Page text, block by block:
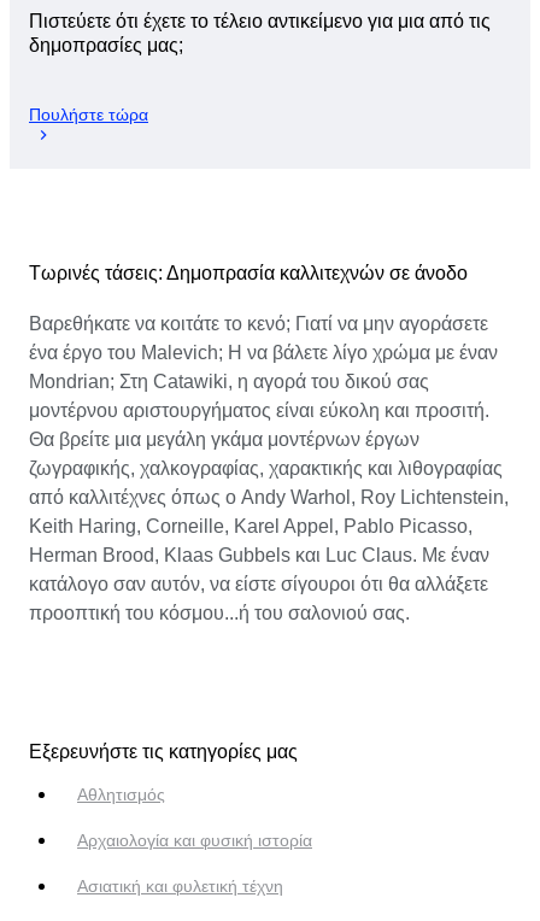
Πιστεύετε ότι έχετε το τέλειο αντικείμενο για μια από τις
δημοπρασίες μας;
Πουλήστε τώρα
Τωρινές τάσεις: Δημοπρασία καλλιτεχνών σε άνοδο
Βαρεθήκατε να κοιτάτε το κενό; Γιατί να μην αγοράσετε
ένα έργο του Malevich; Η να βάλετε λίγο χρώμα με έναν
Mondrian; Στη Catawiki, η αγορά του δικού σας
μοντέρνου αριστουργήματος είναι εύκολη και προσιτή.
Θα βρείτε μια μεγάλη γκάμα μοντέρνων έργων
ζωγραφικής, χαλκογραφίας, χαρακτικής και λιθογραφίας
από καλλιτέχνες όπως ο Andy Warhol, Roy Lichtenstein,
Keith Haring, Corneille, Karel Appel, Pablo Picasso,
Herman Brood, Klaas Gubbels και Luc Claus. Με έναν
κατάλογο σαν αυτόν, να είστε σίγουροι ότι θα αλλάξετε
προοπτική του κόσμου...ή του σαλονιού σας.
Εξερευνήστε τις κατηγορίες μας
Αθλητισμός
Αρχαιολογία και φυσική ιστορία
Ασιατική και φυλετική τέχνη